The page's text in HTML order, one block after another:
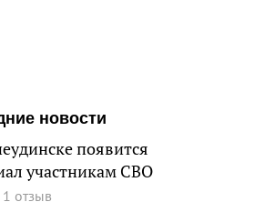
новости
появится
участникам СВО
1 отзыв